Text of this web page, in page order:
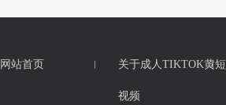
网站首页 关于成人TIKTOK黄短
视频